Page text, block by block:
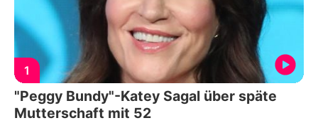
1
"Peggy Bundy"-Katey Sagal über späte
Mutterschaft mit 52